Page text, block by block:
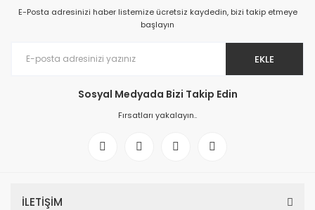
E-Posta adresinizi haber listemize ücretsiz kaydedin, bizi takip etmeye
başlayın
EKLE
Sosyal Medyada Bizi Takip Edin
Fırsatları yakalayın..
İLETİŞİM